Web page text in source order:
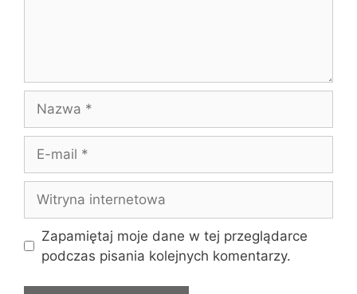
mail
internetowa
Zapamiętaj moje dane w tej przeglądarce
podczas pisania kolejnych komentarzy.